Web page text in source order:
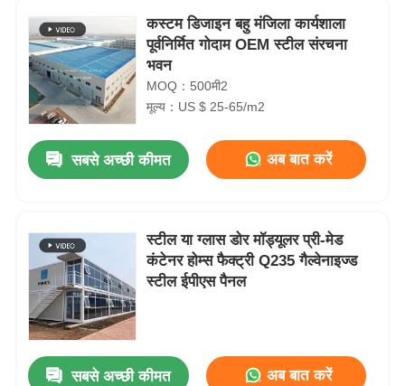
कस्टम डिजाइन बहु मंजिला कार्यशाला
पूर्वनिर्मित गोदाम OEM स्टील संरचना
भवन
MOQ：500मी2
मूल्य：US $ 25-65/m2
सबसे अच्छी कीमत अब बात करें
स्टील या ग्लास डोर मॉड्यूलर प्री-मेड
कंटेनर होम्स फैक्ट्री Q235 गैल्वेनाइज्ड
स्टील ईपीएस पैनल
सबसे अच्छी कीमत अब बात करें